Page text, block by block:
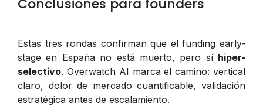
Estas tres rondas confirman que el funding early-
stage en España no está muerto, pero sí hiper-
selectivo. Overwatch AI marca el camino: vertical
claro, dolor de mercado cuantificable, validación
estratégica antes de escalamiento.